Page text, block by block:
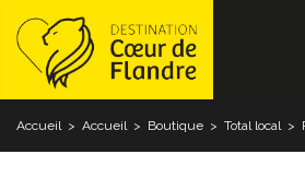
Accueil > Accueil > Boutique > Total local >